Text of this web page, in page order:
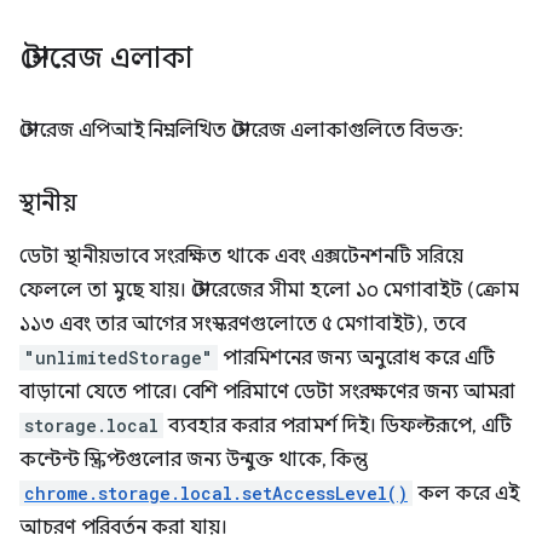
স্টোরেজ এলাকা
স্টোরেজ এপিআই নিম্নলিখিত স্টোরেজ এলাকাগুলিতে বিভক্ত:
স্থানীয়
ডেটা স্থানীয়ভাবে সংরক্ষিত থাকে এবং এক্সটেনশনটি সরিয়ে
ফেললে তা মুছে যায়। স্টোরেজের সীমা হলো ১০ মেগাবাইট (ক্রোম
১১৩ এবং তার আগের সংস্করণগুলোতে ৫ মেগাবাইট), তবে
"unlimitedStorage" পারমিশনের জন্য অনুরোধ করে এটি
বাড়ানো যেতে পারে। বেশি পরিমাণে ডেটা সংরক্ষণের জন্য আমরা
storage.local ব্যবহার করার পরামর্শ দিই। ডিফল্টরূপে, এটি
কন্টেন্ট স্ক্রিপ্টগুলোর জন্য উন্মুক্ত থাকে, কিন্তু
chrome.storage.local.setAccessLevel() কল করে এই
আচরণ পরিবর্তন করা যায়।